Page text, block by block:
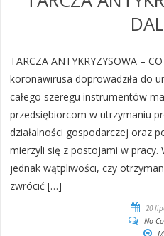
TARCZA ANTYKRYZYSOWA –
koronawirusa doprowadziła do
całego szeregu instrumentów
przedsiębiorcom w utrzymaniu
działalności gospodarczej oraz
mierzyli się z postojami w pracy.
jednak wątpliwości, czy
zwrócić […]
20
No